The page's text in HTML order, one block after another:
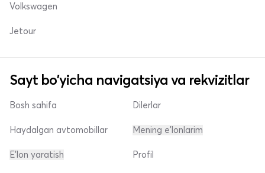
Volkswagen
Jetour
Sayt bo'yicha navigatsiya va rekvizitlar
Bosh sahifa
Haydalgan avtomobillar
E'lon yaratish
Dilerlar
Mening e'lonlarim
Profil